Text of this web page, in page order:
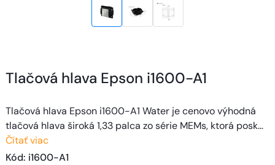
Tlačová hlava Epson i1600-A1
Tlačová hlava Epson i1600-A1 Water je cenovo výhodná
tlačová hlava široká 1,33 palca zo série MEMs, ktorá posk…
Čítať viac
Kód: i1600-A1